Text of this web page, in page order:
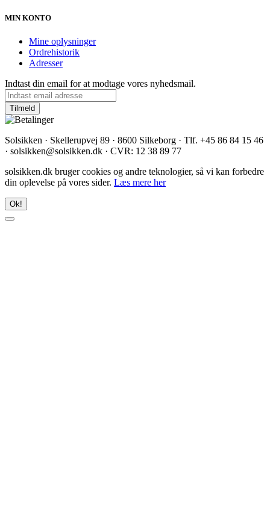
MIN KONTO
Mine oplysninger
Ordrehistorik
Adresser
Indtast din email for at modtage vores nyhedsmail.
Solsikken · Skellerupvej 89 · 8600 Silkeborg · Tlf. +45 86 84 15 46
· solsikken@solsikken.dk · CVR: 12 38 89 77
solsikken.dk bruger cookies og andre teknologier, så vi kan forbedre
din oplevelse på vores sider. Læs mere her
Ok!